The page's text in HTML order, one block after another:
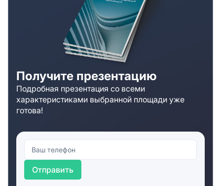
Получите презентацию
Подробная презентация со всеми
характеристиками выбранной площади уже
готова!
Отправить